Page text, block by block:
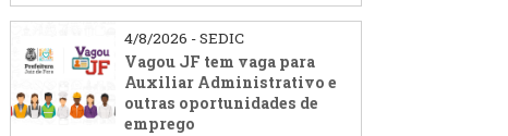
4/8/2026 - SEDIC
Vagou JF tem vaga para
Auxiliar Administrativo e
outras oportunidades de
emprego